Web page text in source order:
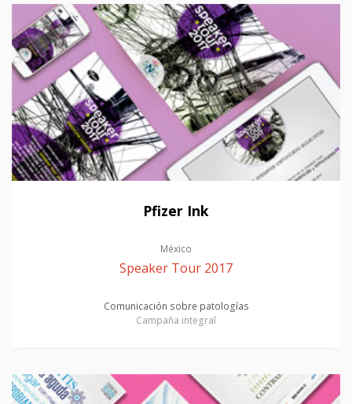
Pfizer Ink
México
Speaker Tour 2017
Comunicación sobre patologías
Campaña integral